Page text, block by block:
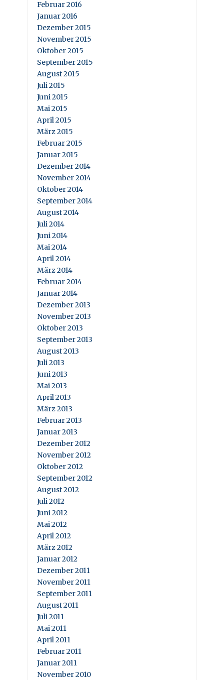
Februar 2016
Januar 2016
Dezember 2015
November 2015
Oktober 2015
September 2015
August 2015
Juli 2015
Juni 2015
Mai 2015
April 2015
März 2015
Februar 2015
Januar 2015
Dezember 2014
November 2014
Oktober 2014
September 2014
August 2014
Juli 2014
Juni 2014
Mai 2014
April 2014
März 2014
Februar 2014
Januar 2014
Dezember 2013
November 2013
Oktober 2013
September 2013
August 2013
Juli 2013
Juni 2013
Mai 2013
April 2013
März 2013
Februar 2013
Januar 2013
Dezember 2012
November 2012
Oktober 2012
September 2012
August 2012
Juli 2012
Juni 2012
Mai 2012
April 2012
März 2012
Januar 2012
Dezember 2011
November 2011
September 2011
August 2011
Juli 2011
Mai 2011
April 2011
Februar 2011
Januar 2011
November 2010